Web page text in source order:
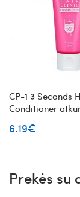
CP-1 3 Seconds
Conditioner
6.19€
Prekės su